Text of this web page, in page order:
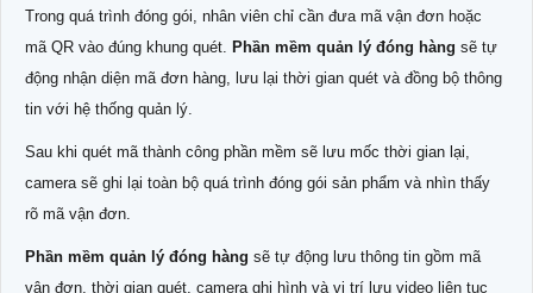
Trong quá trình đóng gói, nhân viên chỉ cần đưa mã vận đơn hoặc
mã QR vào đúng khung quét. Phần mềm quản lý đóng hàng sẽ tự
động nhận diện mã đơn hàng, lưu lại thời gian quét và đồng bộ thông
tin với hệ thống quản lý.
Sau khi quét mã thành công phần mềm sẽ lưu mốc thời gian lại,
camera sẽ ghi lại toàn bộ quá trình đóng gói sản phẩm và nhìn thấy
rõ mã vận đơn.
Phần mềm quản lý đóng hàng sẽ tự động lưu thông tin gồm mã
vận đơn, thời gian quét, camera ghi hình và vị trí lưu video liên tục